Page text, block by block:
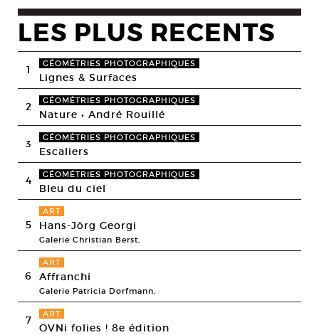
LES PLUS RECENTS
1 GÉOMÉTRIES PHOTOGRAPHIQUES
Lignes & Surfaces
2 GÉOMÉTRIES PHOTOGRAPHIQUES
Nature • André Rouillé
3 GÉOMÉTRIES PHOTOGRAPHIQUES
Escaliers
4 GÉOMÉTRIES PHOTOGRAPHIQUES
Bleu du ciel
5
ART
Hans-Jörg Georgi
Galerie Christian Berst,
6
ART
Affranchi
Galerie Patricia Dorfmann,
7 ART
OVNi folies ! 8e édition